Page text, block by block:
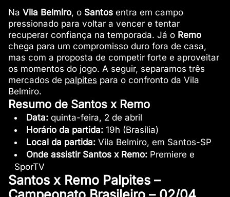
Na Vila Belmiro, o Santosentra em campo
pressionado para voltar a vencer e tentar
recuperar confiança na temporada. Já o Remo
chega para um compromisso duro fora de casa,
mas com a proposta de competir forte e aproveitar
os momentos do jogo. A seguir, separamos três
mercados de palpites para o confronto da Vila
Belmiro.
Resumo de Santos x Remo
Data:quinta-feira, 2 de abril
Horário da partida:19h (Brasília)
Local da partida:Vila Belmiro, em Santos-SP
Onde assistir Santos x Remo:Premiere e
SporTV
Santos x Remo Palpites –